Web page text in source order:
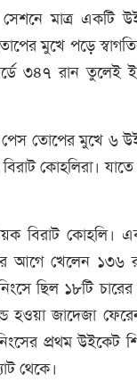
মাত্র একটি
মুখে পড়ে
৩৪৭ রান তুলেই
তোপের মুখে ৬
কোহলিরা।
বিরাট কোহলি।
আগে খেলেন ১৩৬
ছিল ১৮টি চারের
জাদেজা
প্রথম উইকেট
থেকে।